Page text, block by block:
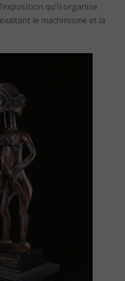
qu’il organise
le machinisme et la